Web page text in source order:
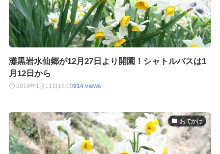
灘黒岩水仙郷が12月27日より開園！シャトルバスは1
月12日から
2019年1月11日 18:00914 views
おでかけ